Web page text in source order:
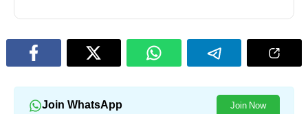
Join WhatsApp Join Now